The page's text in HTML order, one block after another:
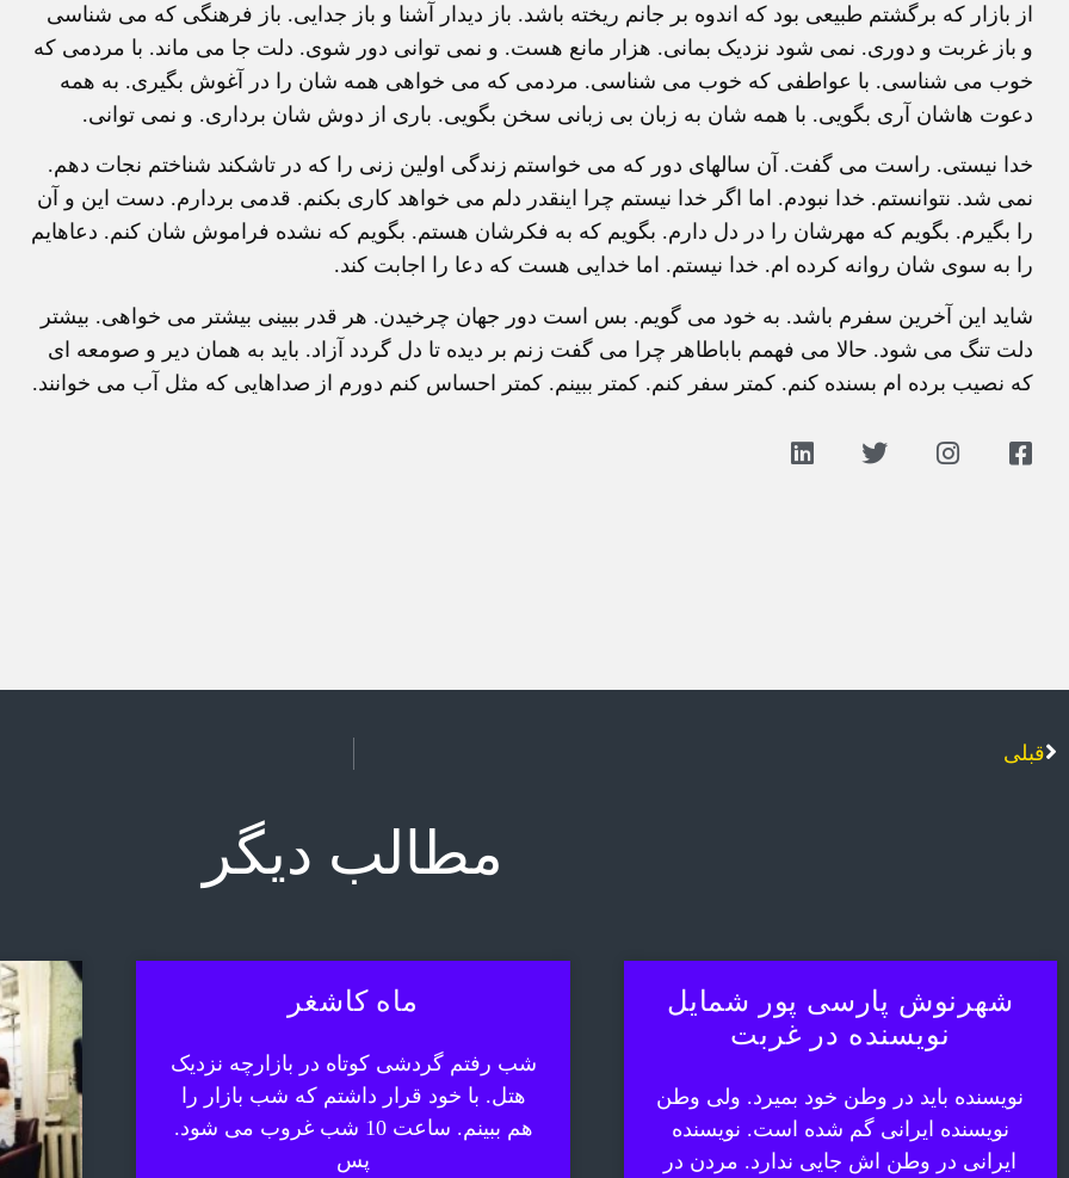
از بازار که برگشتم طبیعی بود که اندوه بر جانم ریخته باشد. باز دیدار آشنا و باز جدایی. باز فرهنگی که می شناسی
و باز غربت و دوری. نمی شود نزدیک بمانی. هزار مانع هست. و نمی توانی دور شوی. دلت جا می ماند. با مردمی که
خوب می شناسی. با عواطفی که خوب می شناسی. مردمی که می خواهی همه شان را در آغوش بگیری. به همه
دعوت هاشان آری بگویی. با همه شان به زبان بی زبانی سخن بگویی. باری از دوش شان برداری. و نمی توانی.
خدا نیستی. راست می گفت. آن سالهای دور که می خواستم زندگی اولین زنی را که در تاشکند شناختم نجات دهم.
نمی شد. نتوانستم. خدا نبودم. اما اگر خدا نیستم چرا اینقدر دلم می خواهد کاری بکنم. قدمی بردارم. دست این و آن
را بگیرم. بگویم که مهرشان را در دل دارم. بگویم که به فکرشان هستم. بگویم که نشده فراموش شان کنم. دعاهایم
را به سوی شان روانه کرده ام. خدا نیستم. اما خدایی هست که دعا را اجابت کند.
شاید این آخرین سفرم باشد. به خود می گویم. بس است دور جهان چرخیدن. هر قدر ببینی بیشتر می خواهی. بیشتر
دلت تنگ می شود. حالا می فهمم باباطاهر چرا می گفت زنم بر دیده تا دل گردد آزاد. باید به همان دیر و صومعه ای
که نصیب برده ام بسنده کنم. کمتر سفر کنم. کمتر ببینم. کمتر احساس کنم دورم از صداهایی که مثل آب می خوانند.
قبلی
مطالب دیگر
شهرنوش پارسی پور شمایل
نویسنده در غربت
نویسنده باید در وطن خود بمیرد. ولی وطن
نویسنده ایرانی گم شده است. نویسنده
ایرانی در وطن اش جایی ندارد. مردن در
ماه کاشغر
شب رفتم گردشی کوتاه در بازارچه نزدیک
هتل. با خود قرار داشتم که شب بازار را
هم ببینم. ساعت 10 شب غروب می شود.
پس